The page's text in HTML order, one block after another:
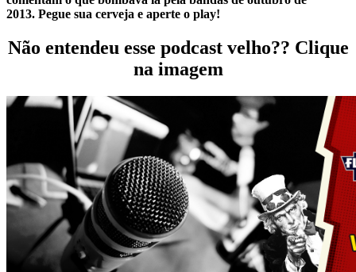
2013. Pegue sua cerveja e aperte o play!
Não entendeu esse podcast velho?? Clique
na imagem